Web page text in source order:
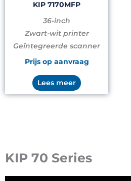
KIP 7170MFP
36-inch
Zwart-wit printer
Geïntegreerde scanner
Prijs op aanvraag
Lees meer
KIP 70 Series